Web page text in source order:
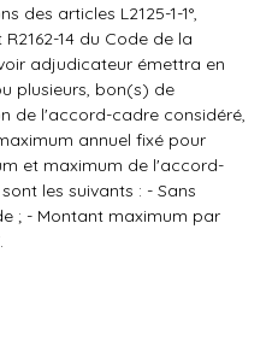
des articles L2125-1-1°,
R2162-14 du Code de la
adjudicateur émettra en
plusieurs, bon(s) de
de l'accord-cadre considéré,
annuel fixé pour
et maximum de l'accord-
les suivants : - Sans
; - Montant maximum par